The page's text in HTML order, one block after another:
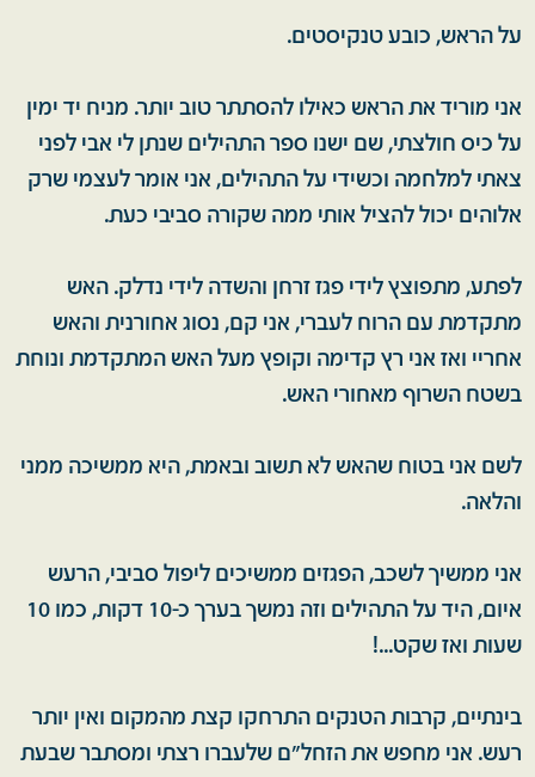
על הראש, כובע טנקיסטים.
אני מוריד את הראש כאילו להסתתר טוב יותר. מניח יד ימין
על כיס חולצתי, שם ישנו ספר התהילים שנתן לי אבי לפני
צאתי למלחמה וכשידי על התהילים, אני אומר לעצמי שרק
אלוהים יכול להציל אותי ממה שקורה סביבי כעת.
לפתע, מתפוצץ לידי פגז זרחן והשדה לידי נדלק. האש
מתקדמת עם הרוח לעברי, אני קם, נסוג אחורנית והאש
אחריי ואז אני רץ קדימה וקופץ מעל האש המתקדמת ונוחת
בשטח השרוף מאחורי האש.
לשם אני בטוח שהאש לא תשוב ובאמת, היא ממשיכה ממני
והלאה.
אני ממשיך לשכב, הפגזים ממשיכים ליפול סביבי, הרעש
איום, היד על התהילים וזה נמשך בערך כ-10 דקות, כמו 10
שעות ואז שקט...!
בינתיים, קרבות הטנקים התרחקו קצת מהמקום ואין יותר
רעש. אני מחפש את הזחל"ם שלעברו רצתי ומסתבר שבעת